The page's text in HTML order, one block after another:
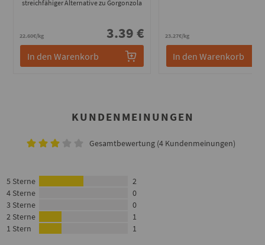
streichfähiger Alternative zu Gorgonzola
22.60€/kg 3.39 €
In den Warenkorb
23.27€/kg
In den Warenkorb
KUNDENMEINUNGEN
Gesamtbewertung (4 Kundenmeinungen)
5 Sterne
2
4 Sterne
0
3 Sterne
0
2 Sterne
1
1 Stern
1